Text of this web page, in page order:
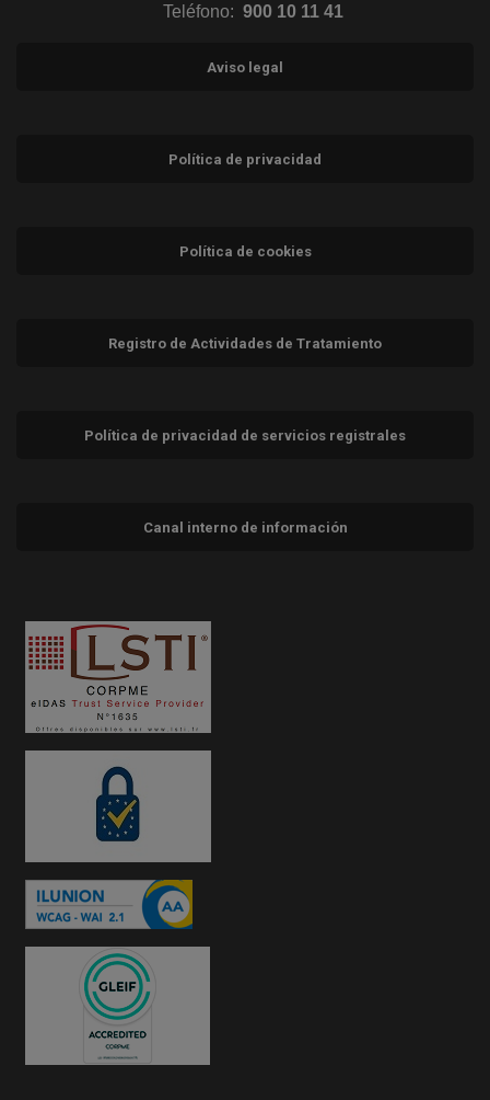
Teléfono: 900 10 11 41
Aviso legal
Política de privacidad
Política de cookies
Registro de Actividades de Tratamiento
Política de privacidad de servicios registrales
Canal interno de información